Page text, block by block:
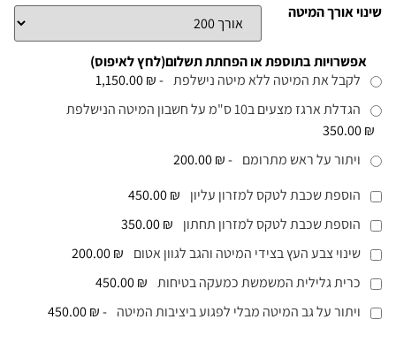
שינוי אורך המיטה
אפשרויות בתוספת או הפחתת תשלום(לחץ לאיפוס)
לקבל את המיטה ללא מיטה נישלפת -
₪ 1,150.00
הגדלת ארגז מצעים ב10 ס"מ על חשבון המיטה הנישלפת
₪ 350.00
ויתור על ראש מתרומם -
₪ 200.00
הוספת שכבת לטקס למזרון עליון
₪ 450.00
הוספת שכבת לטקס למזרון תחתון
₪ 350.00
שינוי צבע העץ בצידי המיטה והגב לגוון אטום
₪ 200.00
כרית גלילית המשמשת כמעקה בטיחות ₪ 450.00
ויתור על גב המיטה מבלי לפגוע ביציבות המיטה -
₪ 450.00